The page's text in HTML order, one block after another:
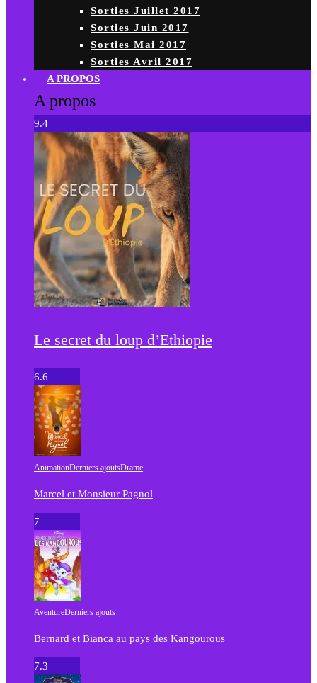
Sorties Juillet 2017
Sorties Juin 2017
Sorties Mai 2017
Sorties Avril 2017
A PROPOS
A propos
9.4
Le secret du loup d’Ethiopie
6.6
AnimationDerniers ajoutsDrame
Marcel et Monsieur Pagnol
7
AventureDerniers ajouts
Bernard et Bianca au pays des Kangourous
7.3